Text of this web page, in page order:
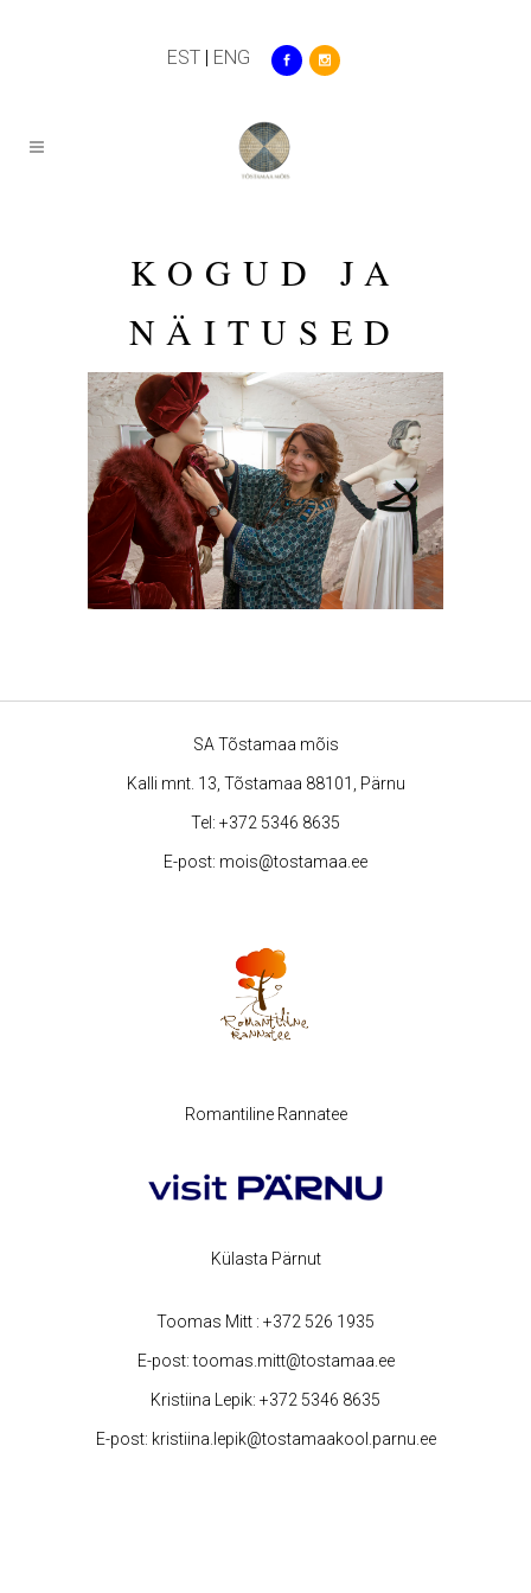
EST | ENG
KOGUD JA
NÄITUSED
SA Tõstamaa mõis
Kalli mnt. 13, Tõstamaa 88101, Pärnu
Tel: +372 5346 8635
E-post: mois@tostamaa.ee
Romantiline Rannatee
Külasta Pärnut
Toomas Mitt : +372 526 1935
E-post:toomas.mitt@tostamaa.ee
Kristiina Lepik: +372 5346 8635
E-post: kristiina.lepik@tostamaakool.parnu.ee